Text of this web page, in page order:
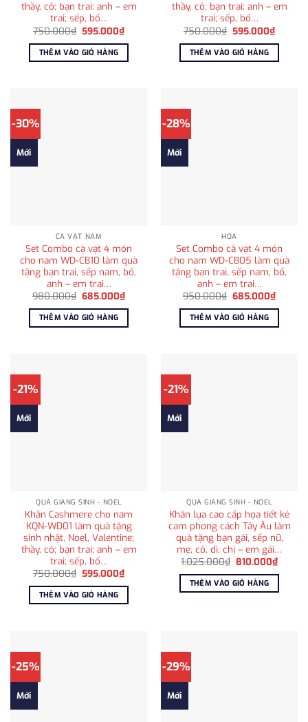
thầy, cô; bạn trai; anh – em
trai; sếp, bố…
750.000₫ Giá
là:
750.000₫.
595.000₫Giá
hiện
tại
595.000₫.
THÊM VÀO GIỎ HÀNG
thầy, cô; bạn trai; anh – em
trai; sếp, bố…
750.000₫ Giá
là:
750.000₫.
595.000₫Giá
hiện
tại
THÊM VÀO GIỎ HÀNG
-30%
Mới
CÀ VẠT NAM
Set Combo cà vạt 4 món
cho nam WD-CB10 làm quà
tặng bạn trai, sếp nam, bố,
anh – em trai…
980.000₫ Giá
là:
980.000₫.
685.000₫Giá
tại
685.000₫.
THÊM VÀO GIỎ HÀNG
-28%
Mới
HỎA
Set Combo cà vạt 4 món
cho nam WD-CB05 làm quà
tặng bạn trai, sếp nam, bố,
anh – em trai…
950.000₫ Giá
là:
950.000₫.
685.000₫Giá
tại
THÊM VÀO GIỎ HÀNG
-21%
Mới
QUÀ GIÁNG SINH - NOEL
Khăn Cashmere cho nam
KQN-WD01 làm quà tặng
sinh nhật, Noel, Valentine;
thầy, cô; bạn trai; anh – em
trai; sếp, bố…
750.000₫ Giá
là:
750.000₫.
595.000₫Giá
hiện
tại
595.000₫.
THÊM VÀO GIỎ HÀNG
-21%
Mới
QUÀ GIÁNG SINH - NOEL
Khăn lụa cao cấp họa tiết kẻ
cam phong cách Tây Âu làm
quà tặng bạn gái, sếp nữ,
mẹ, cô, dì, chị – em gái…
1.025.000₫ Giá
là:
1.025.000₫.
810.000₫Giá
hiện
tại
THÊM VÀO GIỎ HÀNG
-25%
Mới
-29%
Mới